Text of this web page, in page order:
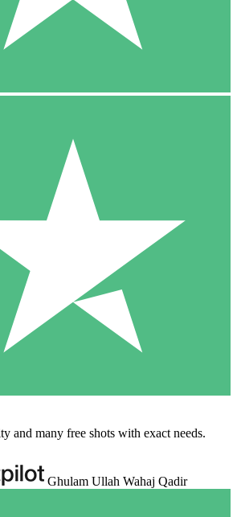
and many free shots with exact needs.
Ghulam Ullah Wahaj Qadir